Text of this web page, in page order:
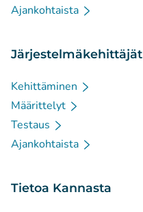
Ajankohtaista
Järjestelmäkehittäjät
Kehittäminen
Määrittelyt
Testaus
Ajankohtaista
Tietoa Kannasta